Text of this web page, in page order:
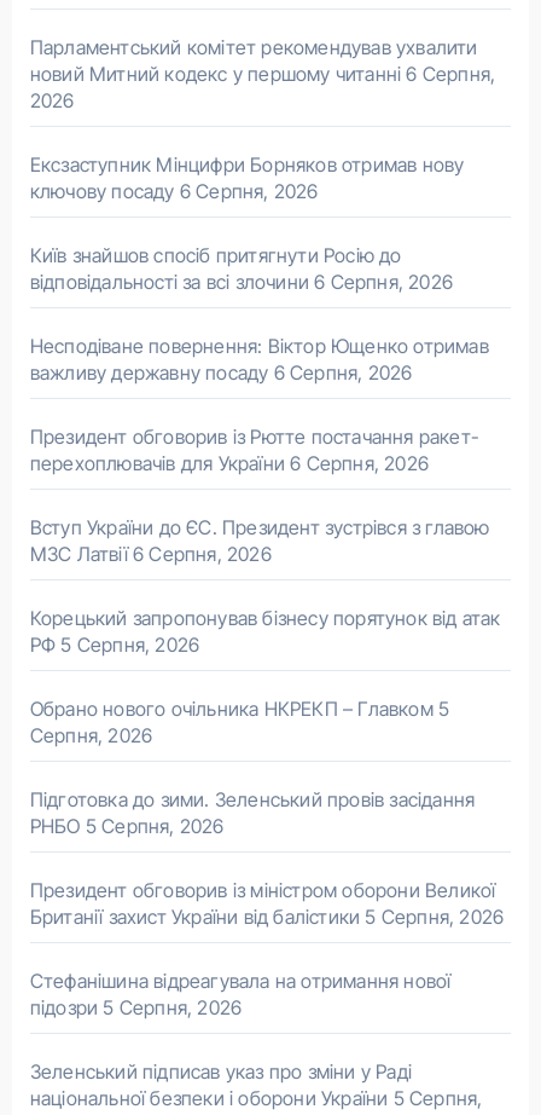
Парламентський комітет рекомендував ухвалити
новий Митний кодекс у першому читанні 6 Серпня,
2026
Ексзаступник Мінцифри Борняков отримав нову
ключову посаду 6 Серпня, 2026
Київ знайшов спосіб притягнути Росію до
відповідальності за всі злочини 6 Серпня, 2026
Несподіване повернення: Віктор Ющенко отримав
важливу державну посаду 6 Серпня, 2026
Президент обговорив із Рютте постачання ракет-
перехоплювачів для України 6 Серпня, 2026
Вступ України до ЄС. Президент зустрівся з главою
МЗС Латвії 6 Серпня, 2026
Корецький запропонував бізнесу порятунок від атак
РФ 5 Серпня, 2026
Обрано нового очільника НКРЕКП – Главком 5
Серпня, 2026
Підготовка до зими. Зеленський провів засідання
РНБО 5 Серпня, 2026
Президент обговорив із міністром оборони Великої
Британії захист України від балістики 5 Серпня, 2026
Стефанішина відреагувала на отримання нової
підозри 5 Серпня, 2026
Зеленський підписав указ про зміни у Раді
національної безпеки і оборони України 5 Серпня,